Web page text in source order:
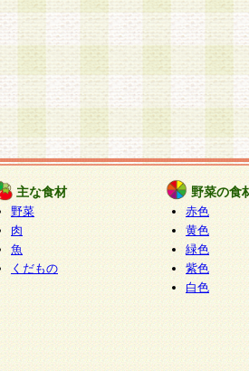
主な食材
野菜
肉
魚
くだもの
野菜の食
赤色
黄色
緑色
紫色
白色